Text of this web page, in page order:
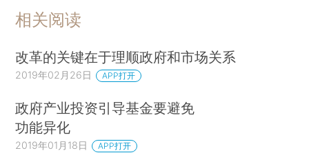
中继续扮演主要角色。由于政策制定者鼓励国有企
业发行部分股票，以代替私有化或者作为私有化的
第一步，上市国有企业，即仍然由政府所有但部分
股份可以在公开股票市场交易的企业，在世界各地
上市公司的“混合所有制”模式正在蔓延。比
如，沙特阿拉伯以前实行的制度是国家拥有国有企
相关阅读
改革的关键在于理顺政府和市场关系
2019年02月26日 APP打开
政府产业投资引导基金要避免
功能异化
2019年01月18日 APP打开